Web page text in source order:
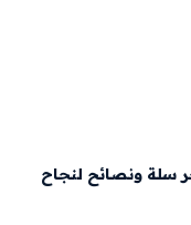
سلة ونصائح لنجاح